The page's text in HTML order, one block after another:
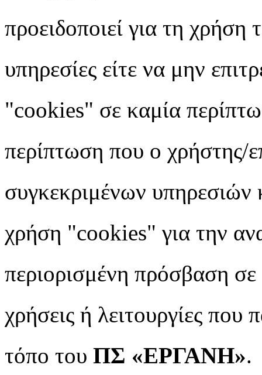
προειδοποιεί για τη
υπηρεσίες είτε να μην
"cookies" σε καμία
περίπτωση που ο χρήστης/
συγκεκριμένων υπηρεσιών
χρήση "cookies" για την
περιορισμένη πρόσβαση σε
χρήσεις ή λειτουργίες που
τόπο του ΠΣ «ΕΡΓΑΝΗ».